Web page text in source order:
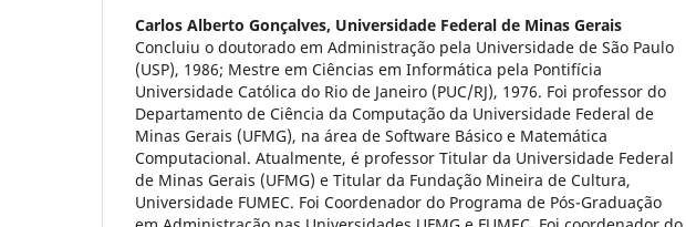
Carlos Alberto Gonçalves, Universidade Federal de Minas Gerais
Concluiu o doutorado em Administração pela Universidade de São Paulo
(USP), 1986; Mestre em Ciências em Informática pela Pontifícia
Universidade Católica do Rio de Janeiro (PUC/RJ), 1976. Foi professor do
Departamento de Ciência da Computação da Universidade Federal de
Minas Gerais (UFMG), na área de Software Básico e Matemática
Computacional. Atualmente, é professor Titular da Universidade Federal
de Minas Gerais (UFMG) e Titular da Fundação Mineira de Cultura,
Universidade FUMEC. Foi Coordenador do Programa de Pós-Graduação